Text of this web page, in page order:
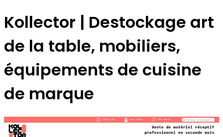
Kollector | Destockage art
de la table, mobiliers,
équipements de cuisine
de marque